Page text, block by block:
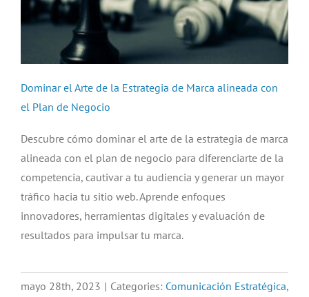
Dominar el Arte de la Estrategia de Marca alineada con
el Plan de Negocio
Descubre cómo dominar el arte de la estrategia de marca
alineada con el plan de negocio para diferenciarte de la
competencia, cautivar a tu audiencia y generar un mayor
tráfico hacia tu sitio web. Aprende enfoques
innovadores, herramientas digitales y evaluación de
resultados para impulsar tu marca.
mayo 28th, 2023 | Categories: Comunicación Estratégica,